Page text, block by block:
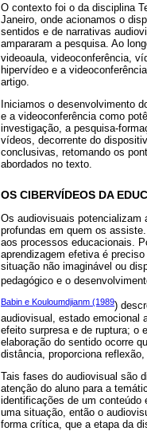
O contexto foi o da disciplina
Janeiro, onde acionamos o
sentidos e de narrativas
ampararam a pesquisa. Ao
videoaula, videoconferência,
hipervídeo e a
artigo.
Iniciamos o desenvolvimento
e a videoconferência como
investigação, a pesquisa-
vídeos, decorrente do
conclusivas, retomando os
abordados no texto.
OS CIBERVÍDEOS DA
Os audiovisuais potencializam
profundas em quem os
aos processos educacionais.
aprendizagem efetiva é
situação não imaginável ou
pedagógico e o
Babin e Kouloumdjianm (1989)
audiovisual, estado emocional
efeito surpresa e de ruptura; o
elaboração do sentido ocorre
distância, proporciona
Tais fases do audiovisual são
atenção do aluno para a
identificações de um conteúdo
uma situação, então o
forma crítica, que a etapa da